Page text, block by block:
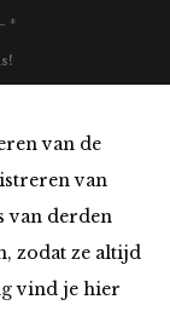
van de
van
van derden
zodat ze altijd
vind je hier
*